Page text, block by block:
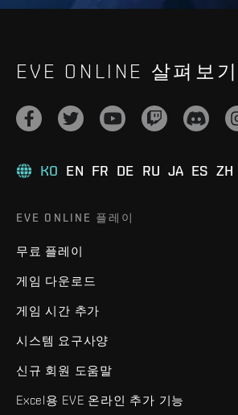
EVE ONLINE 살펴보기
KO EN FR DE RU JA ES ZH
EVE ONLINE 플레이
무료 플레이
게임 다운로드
게임 시간 추가
시스템 요구사양
신규 회원 도움말
Excel용 EVE 온라인 추가 기능